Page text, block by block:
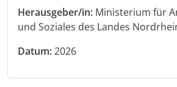
Herausgeber/in: Ministerium für
und Soziales des Landes
Datum:2026